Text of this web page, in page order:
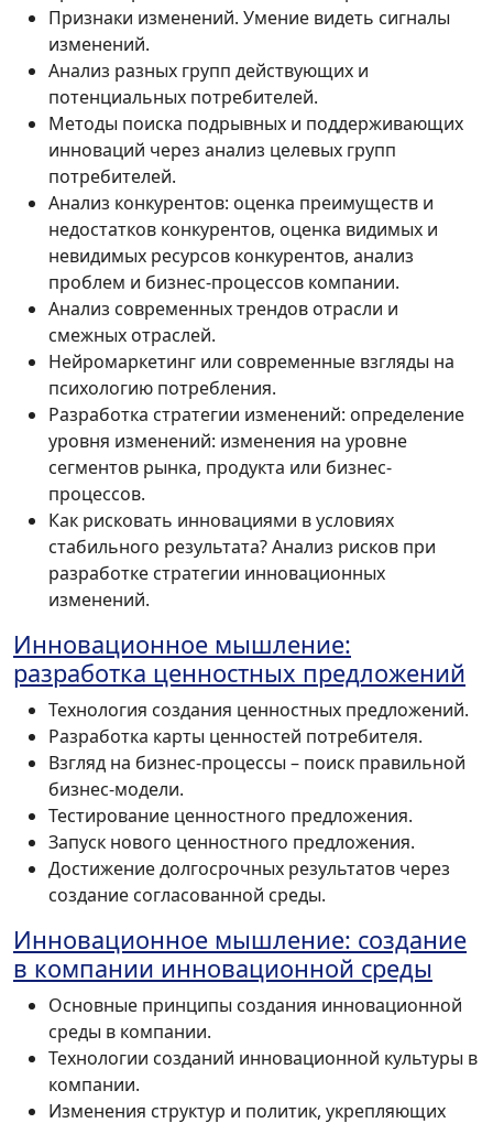
Признаки изменений. Умение видеть сигналы
изменений.
Анализ разных групп действующих и
потенциальных потребителей.
Методы поиска подрывных и поддерживающих
инноваций через анализ целевых групп
потребителей.
Анализ конкурентов: оценка преимуществ и
недостатков конкурентов, оценка видимых и
невидимых ресурсов конкурентов, анализ
проблем и бизнес-процессов компании.
Анализ современных трендов отрасли и
смежных отраслей.
Нейромаркетинг или современные взгляды на
психологию потребления.
Разработка стратегии изменений: определение
уровня изменений: изменения на уровне
сегментов рынка, продукта или бизнес-
процессов.
Как рисковать инновациями в условиях
стабильного результата? Анализ рисков при
разработке стратегии инновационных
изменений.
Инновационное мышление:
разработка ценностных предложений
Технология создания ценностных предложений.
Разработка карты ценностей потребителя.
Взгляд на бизнес-процессы – поиск правильной
бизнес-модели.
Тестирование ценностного предложения.
Запуск нового ценностного предложения.
Достижение долгосрочных результатов через
создание согласованной среды.
Инновационное мышление: создание
в компании инновационной среды
Основные принципы создания инновационной
среды в компании.
Технологии созданий инновационной культуры в
компании.
Изменения структур и политик, укрепляющих